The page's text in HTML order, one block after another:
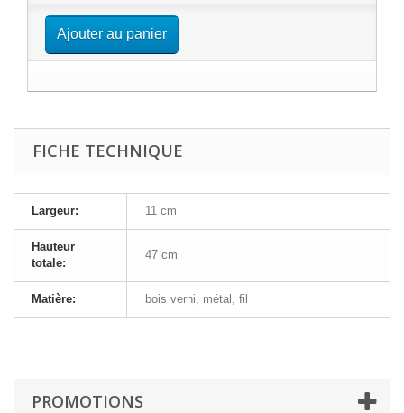
Ajouter au panier
FICHE TECHNIQUE
Largeur: 11 cm
Hauteur
totale:
47 cm
Matière: bois verni, métal, fil
PROMOTIONS